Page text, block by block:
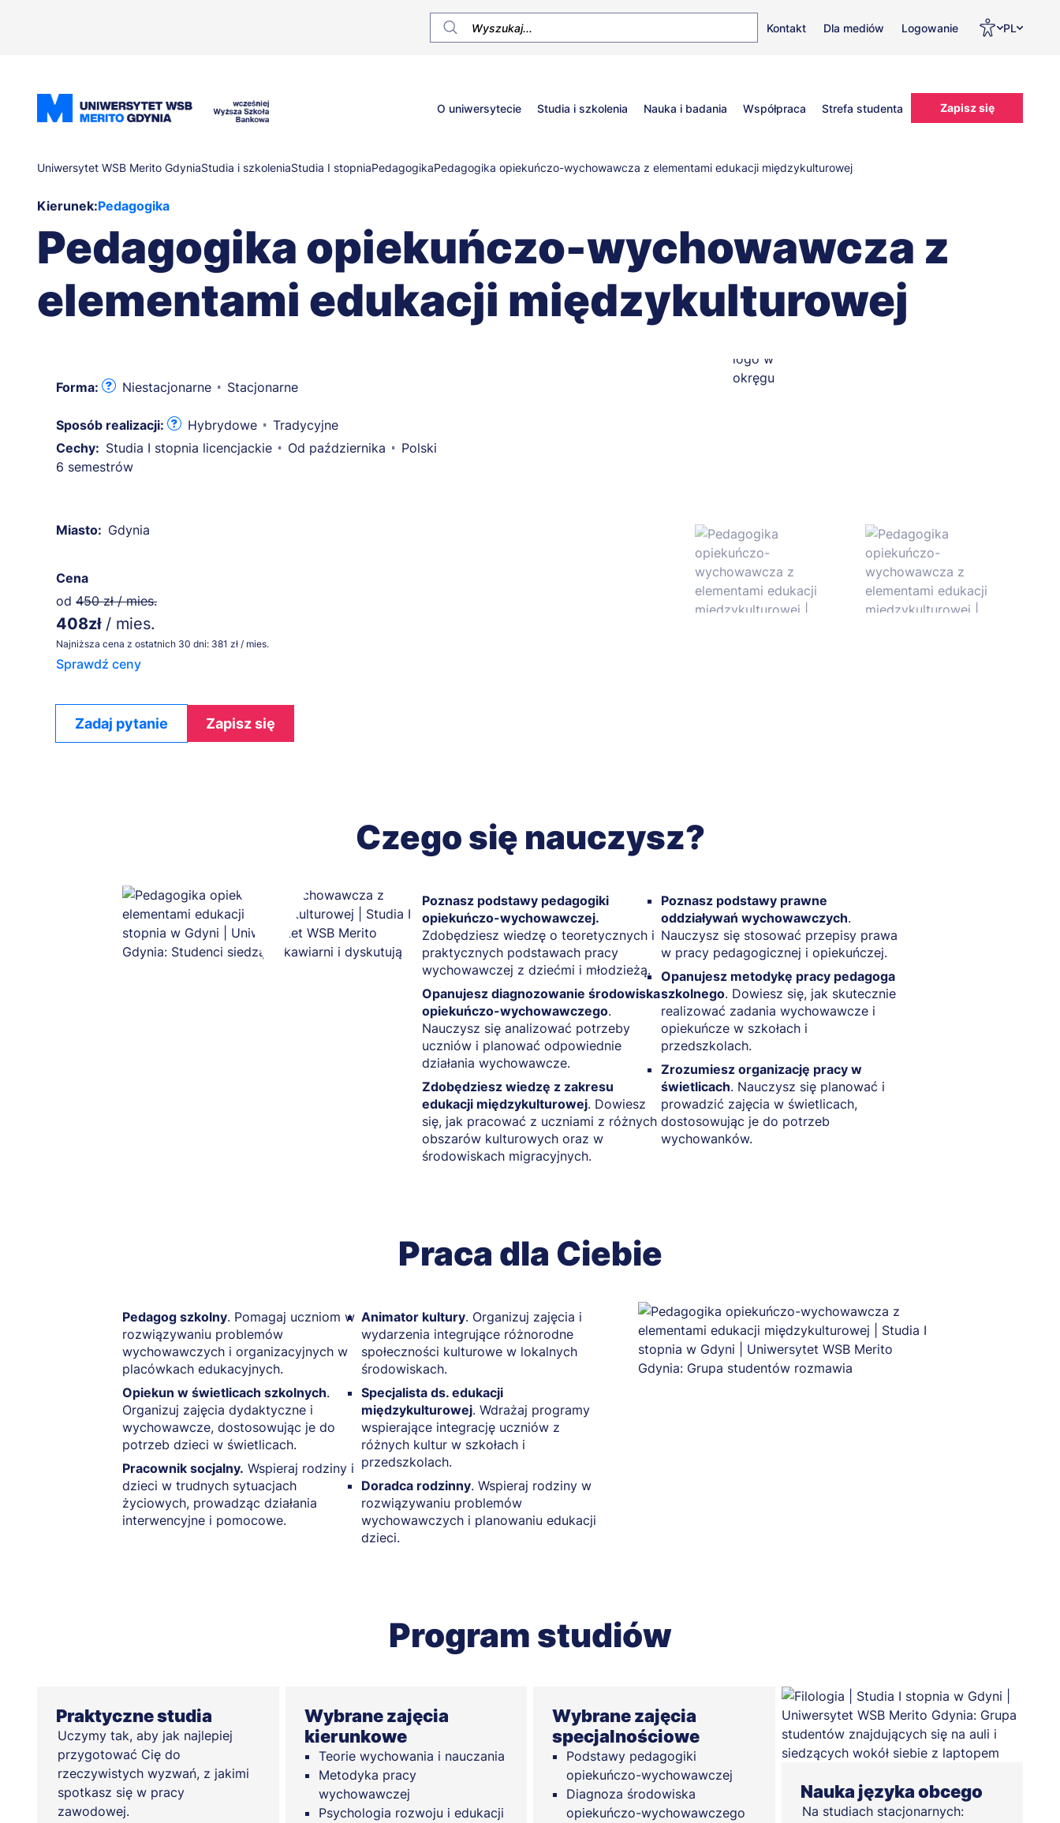
Top
Kontakt Dla mediów Logowanie PL
Główne
menu
O uniwersytecie Studia i szkolenia Nauka i badania Współpraca Strefa studenta Zapisz się
Ścieżka
nawigacyjna
Uniwersytet WSB Merito GdyniaStudia i szkoleniaStudia I stopniaPedagogikaPedagogika opiekuńczo-wychowawcza z elementami edukacji międzykulturowej
Kierunek:Pedagogika
Pedagogika opiekuńczo-wychowawcza z
elementami edukacji międzykulturowej
Forma: Niestacjonarne Stacjonarne
Sposób realizacji: Hybrydowe
Tradycyjne
Cechy: Studia I stopnia licencjackie Od października
Polski
6 semestrów
Miasto: Gdynia
Cena
od 450 zł / mies.
408zł / mies.
Najniższa cena z ostatnich 30 dni: 381 zł / mies.
Sprawdź ceny
Zadaj pytanie Zapisz się
Czego się nauczysz?
Poznasz podstawy pedagogiki
opiekuńczo-wychowawczej.
Zdobędziesz wiedzę o teoretycznych i
praktycznych podstawach pracy
wychowawczej z dziećmi i młodzieżą.
Opanujesz diagnozowanie środowiska
opiekuńczo-wychowawczego.
Nauczysz się analizować potrzeby
uczniów i planować odpowiednie
działania wychowawcze.
Zdobędziesz wiedzę z zakresu
edukacji międzykulturowej. Dowiesz
się, jak pracować z uczniami z różnych
obszarów kulturowych oraz w
środowiskach migracyjnych.
Poznasz podstawy prawne
oddziaływań wychowawczych.
Nauczysz się stosować przepisy prawa
w pracy pedagogicznej i opiekuńczej.
Opanujesz metodykę pracy pedagoga
szkolnego. Dowiesz się, jak skutecznie
realizować zadania wychowawcze i
opiekuńcze w szkołach i
przedszkolach.
Zrozumiesz organizację pracy w
świetlicach. Nauczysz się planować i
prowadzić zajęcia w świetlicach,
dostosowując je do potrzeb
wychowanków.
Praca dla Ciebie
Pedagog szkolny. Pomagaj uczniom w
rozwiązywaniu problemów
wychowawczych i organizacyjnych w
placówkach edukacyjnych.
Opiekun w świetlicach szkolnych.
Organizuj zajęcia dydaktyczne i
wychowawcze, dostosowując je do
potrzeb dzieci w świetlicach.
Pracownik socjalny. Wspieraj rodziny i
dzieci w trudnych sytuacjach
życiowych, prowadząc działania
interwencyjne i pomocowe.
Animator kultury. Organizuj zajęcia i
wydarzenia integrujące różnorodne
społeczności kulturowe w lokalnych
środowiskach.
Specjalista ds. edukacji
międzykulturowej. Wdrażaj programy
wspierające integrację uczniów z
różnych kultur w szkołach i
przedszkolach.
Doradca rodzinny. Wspieraj rodziny w
rozwiązywaniu problemów
wychowawczych i planowaniu edukacji
dzieci.
Program studiów
Praktyczne studia
Uczymy tak, aby jak najlepiej
przygotować Cię do
rzeczywistych wyzwań, z jakimi
spotkasz się w pracy
zawodowej.
Wybrane zajęcia
kierunkowe
Teorie wychowania i nauczania
Metodyka pracy
wychowawczej
Psychologia rozwoju i edukacji
Wybrane zajęcia
specjalnościowe
Podstawy pedagogiki
opiekuńczo-wychowawczej
Diagnoza środowiska
opiekuńczo-wychowawczego
Nauka języka obcego
Na studiach stacjonarnych: